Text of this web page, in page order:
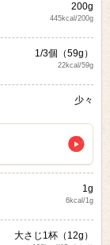
200g
445kcal/200g
1/3個（59g）
22kcal/59g
少々
1g
6kcal/1g
大さじ1杯（12g）